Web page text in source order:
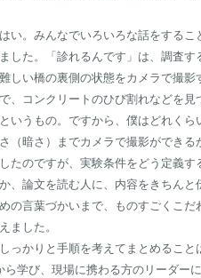
い。みんなでいろいろな話をするこ
した。「診れるんです」は、調査す
しい橋の裏側の状態をカメラで撮影
、コンクリートのひび割れなどを見
いうもの。ですから、僕はどれくら
（暗さ）までカメラで撮影ができる
たのですが、実験条件をどう定義す
、論文を読む人に、内容をきちんと
の言葉づかいまで、ものすごくこだ
ました。
っかりと手順を考えてまとめること
ら学び、現場に携わる方のリーダー